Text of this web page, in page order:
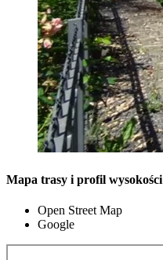
Mapa trasy i profil wysokości
Open Street Map
Google